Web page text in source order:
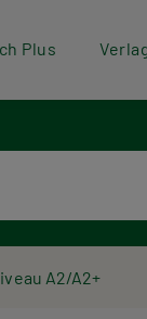
Plus
A2/A2+